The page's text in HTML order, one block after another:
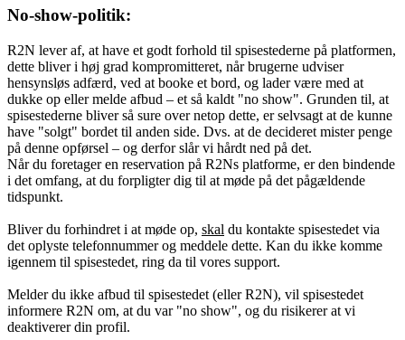
No-show-politik:
R2N lever af, at have et godt forhold til spisestederne på platformen,
dette bliver i høj grad kompromitteret, når brugerne udviser
hensynsløs adfærd, ved at booke et bord, og lader være med at
dukke op eller melde afbud – et så kaldt "no show". Grunden til, at
spisestederne bliver så sure over netop dette, er selvsagt at de kunne
have "solgt" bordet til anden side. Dvs. at de decideret mister penge
på denne opførsel – og derfor slår vi hårdt ned på det.
Når du foretager en reservation på R2Ns platforme, er den bindende
i det omfang, at du forpligter dig til at møde på det pågældende
tidspunkt.
Bliver du forhindret i at møde op, skal du kontakte spisestedet via
det oplyste telefonnummer og meddele dette. Kan du ikke komme
igennem til spisestedet, ring da til vores support.
Melder du ikke afbud til spisestedet (eller R2N), vil spisestedet
informere R2N om, at du var "no show", og du risikerer at vi
deaktiverer din profil.